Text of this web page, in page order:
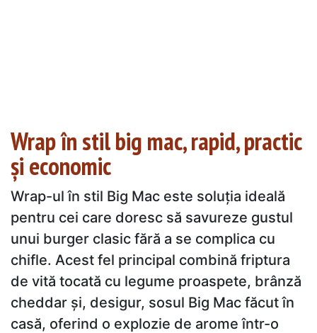
Wrap în stil big mac, rapid, practic
și economic
Wrap-ul în stil Big Mac este soluția ideală
pentru cei care doresc să savureze gustul
unui burger clasic fără a se complica cu
chifle. Acest fel principal combină friptura
de vită tocată cu legume proaspete, brânză
cheddar și, desigur, sosul Big Mac făcut în
casă, oferind o explozie de arome într-o